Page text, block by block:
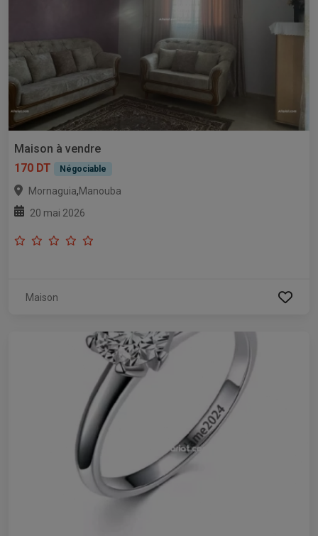
Maison à vendre
170 DT
Négociable
Mornaguia,Manouba
20 mai 2026
Maison